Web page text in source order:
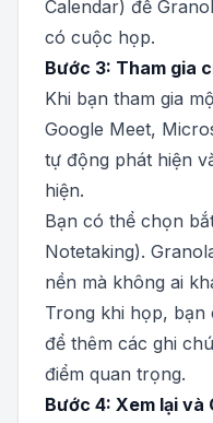
Calendar) để
có cuộc họp.
Bước 3: Tham gia
Khi bạn tham gia
Google Meet,
tự động phát hiện
hiện.
Bạn có thể chọn
Notetaking).
nền mà không ai
Trong khi họp, bạn
để thêm các ghi
điểm quan trọng.
Bước 4: Xem lại và